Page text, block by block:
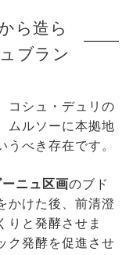
ら造ら
ブラン
コシュ・デュリの
ムルソーに本拠地
うべき存在です。
ニュ区画のブド
かけた後、前清澄
りと発酵させま
ク発酵を促進させ